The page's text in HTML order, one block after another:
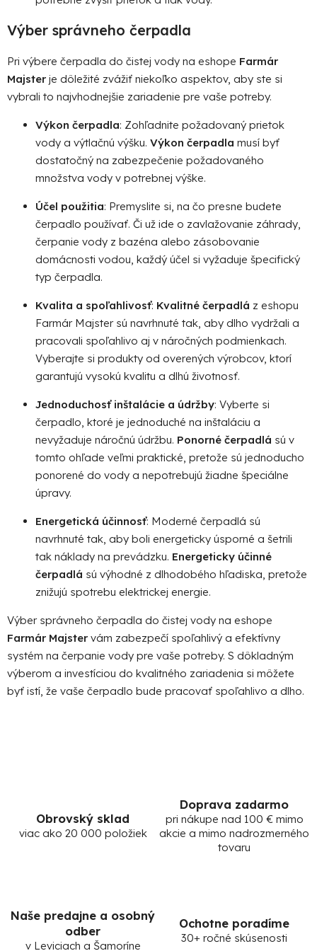
Výber správneho čerpadla
Pri výbere čerpadla do čistej vody na eshope Farmár
Majster je dôležité zvážiť niekoľko aspektov, aby ste si
vybrali to najvhodnejšie zariadenie pre vaše potreby.
Výkon čerpadla: Zohľadnite požadovaný prietok
vody a výtlačnú výšku. Výkon čerpadla musí byť
dostatočný na zabezpečenie požadovaného
množstva vody v potrebnej výške.
Účel použitia: Premyslite si, na čo presne budete
čerpadlo používať. Či už ide o zavlažovanie záhrady,
čerpanie vody z bazéna alebo zásobovanie
domácnosti vodou, každý účel si vyžaduje špecifický
typ čerpadla.
Kvalita a spoľahlivosť: Kvalitné čerpadlá z eshopu
Farmár Majster sú navrhnuté tak, aby dlho vydržali a
pracovali spoľahlivo aj v náročných podmienkach.
Vyberajte si produkty od overených výrobcov, ktorí
garantujú vysokú kvalitu a dlhú životnosť.
Jednoduchosť inštalácie a údržby: Vyberte si
čerpadlo, ktoré je jednoduché na inštaláciu a
nevyžaduje náročnú údržbu. Ponorné čerpadlá sú v
tomto ohľade veľmi praktické, pretože sú jednoducho
ponorené do vody a nepotrebujú žiadne špeciálne
úpravy.
Energetická účinnosť: Moderné čerpadlá sú
navrhnuté tak, aby boli energeticky úsporné a šetrili
tak náklady na prevádzku. Energeticky účinné
čerpadlá sú výhodné z dlhodobého hľadiska, pretože
znižujú spotrebu elektrickej energie.
Výber správneho čerpadla do čistej vody na eshope
Farmár Majster vám zabezpečí spoľahlivý a efektívny
systém na čerpanie vody pre vaše potreby. S dôkladným
výberom a investíciou do kvalitného zariadenia si môžete
byť istí, že vaše čerpadlo bude pracovať spoľahlivo a dlho.
Obrovský sklad
viac ako 20 000 položiek
Doprava zadarmo
pri nákupe nad 100 € mimo
akcie a mimo nadrozmerného
tovaru
Naše predajne a osobný
odber
v Leviciach a Šamoríne
Ochotne poradíme
30+ ročné skúsenosti